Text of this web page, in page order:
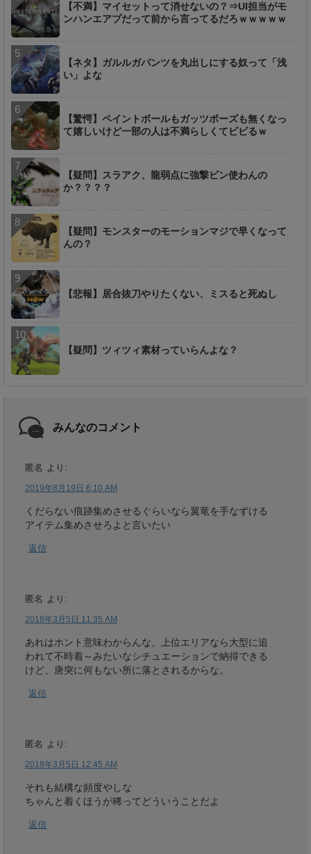
【不満】マイセットって消せないの？⇒UI担当がモ
ンハンエアプだって前から言ってるだろｗｗｗｗｗ
【ネタ】ガルルガパンツを丸出しにする奴って「浅
い」よな
【驚愕】ペイントボールもガッツポーズも無くなっ
て嬉しいけど一部の人は不満らしくてビビるｗ
【疑問】スラアク、龍弱点に強撃ビン使わんの
か？？？？
【疑問】モンスターのモーションマジで早くなって
んの？
【悲報】居合抜刀やりたくない、ミスると死ぬし
【疑問】ツィツィ素材っていらんよな？
みんなのコメント
匿名 より:
2019年8月19日 6:10 AM
くだらない痕跡集めさせるぐらいなら翼竜を手なずける
アイテム集めさせろよと言いたい
返信
匿名 より:
2018年3月5日 11:35 AM
あれはホント意味わからんな。上位エリアなら大型に追
われて不時着～みたいなシチュエーションで納得できる
けど、唐突に何もない所に落とされるからな。
返信
匿名 より:
2018年3月5日 12:45 AM
それも結構な頻度やしな
ちゃんと着くほうが稀ってどういうことだよ
返信